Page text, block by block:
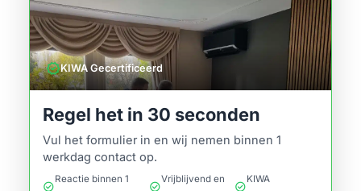
verifiedKIWA Gecertificeerd
Regel het in 30 seconden
Vul het formulier in en wij nemen binnen 1
werkdag contact op.
check_circle
Reactie binnen 1
check_circle
Vrijblijvend en
check_circle
KIWA